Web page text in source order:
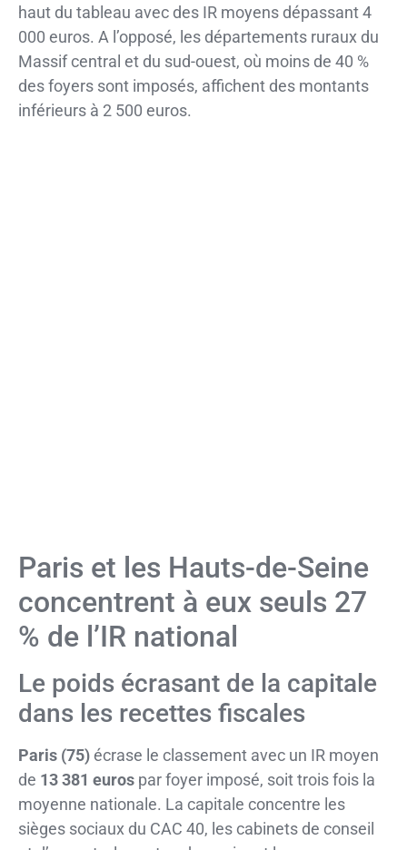
haut du tableau avec des IR moyens dépassant 4
000 euros. A l’opposé, les départements ruraux du
Massif central et du sud-ouest, où moins de 40 %
des foyers sont imposés, affichent des montants
inférieurs à 2 500 euros.
Paris et les Hauts-de-Seine
concentrent à eux seuls 27
% de l’IR national
Le poids écrasant de la capitale
dans les recettes fiscales
Paris (75)écrase le classement avec un IR moyen
de 13 381 euros par foyer imposé, soit trois fois la
moyenne nationale. La capitale concentre les
sièges sociaux du CAC 40, les cabinets de conseil